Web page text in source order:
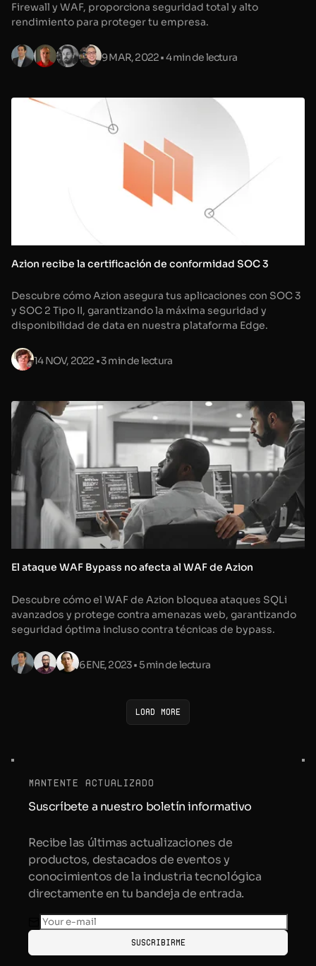
Firewall y WAF, proporciona seguridad total y alto
rendimiento para proteger tu empresa.
9 MAR, 2022• 4 min de lectura
Azion recibe la certificación de conformidad SOC 3
Descubre cómo Azion asegura tus aplicaciones con SOC 3
y SOC 2 Tipo II, garantizando la máxima seguridad y
disponibilidad de data en nuestra plataforma Edge.
14 NOV, 2022 • 3 min de lectura
El ataque WAF Bypass no afecta al WAF de Azion
Descubre cómo el WAF de Azion bloquea ataques SQLi
avanzados y protege contra amenazas web, garantizando
seguridad óptima incluso contra técnicas de bypass.
6 ENE, 2023• 5 min de lectura
Load more
mantente actualizado
Suscríbete a nuestro boletín informativo
Recibe las últimas actualizaciones de
productos, destacados de eventos y
conocimientos de la industria tecnológica
directamente en tu bandeja de entrada.
Suscribirme